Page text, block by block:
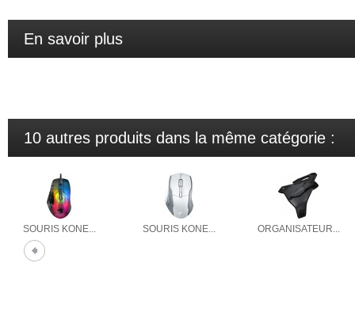
En savoir plus
10 autres produits dans la même catégorie :
SOURIS KONE... SOURIS KONE... ORGANISATEUR...